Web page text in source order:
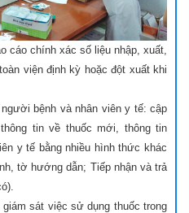
chính xác số liệu nhập, xuất,
viện định kỳ hoặc đột xuất khi
bệnh và nhân viên y tế: cập
tin về thuốc mới, thông tin
y tế bằng nhiều hình thức khác
tờ hướng dẫn; Tiếp nhận và trả
sát việc sử dụng thuốc trong